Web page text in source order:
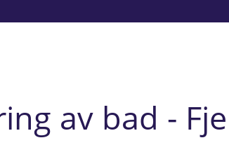
av bad -